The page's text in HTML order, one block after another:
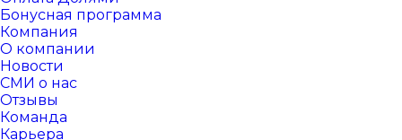
Бонусная программа
Компания
О компании
Новости
СМИ о нас
Отзывы
Команда
Карьера